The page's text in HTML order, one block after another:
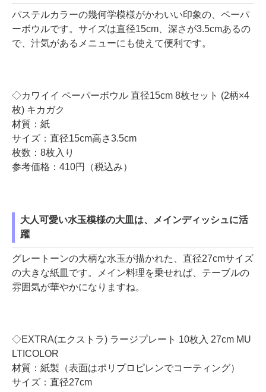
パステルカラーの幾何学模様がかわいい印象の、ペーパ
ーボウルです。サイズは直径15cm、深さが3.5cmあるの
で、汁気があるメニューにも使えて便利です。
◇カワイイ ペーパーボウル 直径15cm 8枚セット (2柄×4
枚) キカガク
材質：紙
サイズ：直径15cm高さ3.5cm
枚数：8枚入り
参考価格：410円（税込み）
大人可愛い水玉模様の大皿は、メインディッシュに活
躍
グレートーンの大柄な水玉が描かれた、直径27cmサイズ
の大きな紙皿です。メイン料理を乗せれば、テーブルの
雰囲気が華やかになりますね。
◇EXTRA(エクストラ) ラージプレート 10枚入 27cm MU
LTICOLOR
材質：紙製（表面はポリプロピレンでコーティング）
サイズ：直径27cm